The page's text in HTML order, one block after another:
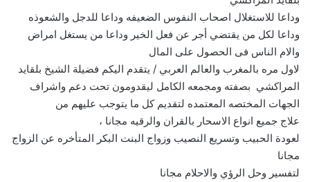
وداعا للاستغلال اصحاب النفوس الضعيفه وداعا للدجل والشعوذه
وداعا لكل من يقتضي أجر عن فعل الخير وداعا من يستغل امراض
والام الناس فى الحصول على المال
لاول مره بالمغرب والعالم العربي / يتقدم اليكم فضيلة الشيخ بلقايد
المراكشي بصفته ومجمعه الكامل ليقدومون تحت دعم واشراف
الجهات المختصه المعتمده لتقديم كل ما يتوجب عليهم من
علاج جميع انواع الاسحار بالقران والرقيه مجانا ،
لعودة الحبيب وتسريع النصيب وزواج البنت البكر المتأخره عن الزواج
مجانا
لتفسير وحل الرؤي والاحلام مجانا